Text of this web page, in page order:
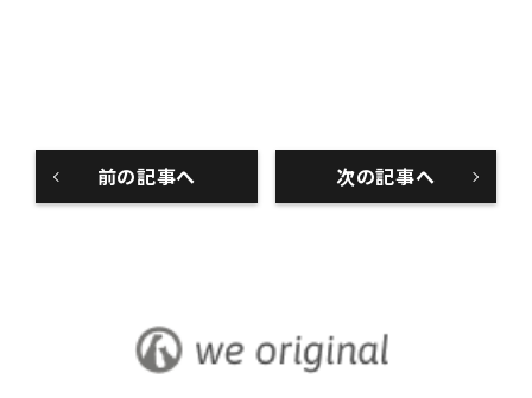
前の記事へ 次の記事へ